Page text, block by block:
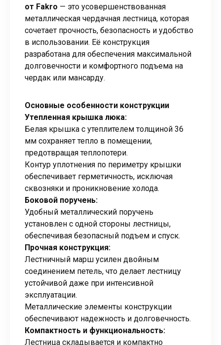
от Fakro — это усовершенствованная
металлическая чердачная лестница, которая
сочетает прочность, безопасность и удобство
в использовании. Её конструкция
разработана для обеспечения максимальной
долговечности и комфортного подъема на
чердак или мансарду.
Основные особенности конструкции
Утепленная крышка люка:
Белая крышка с утеплителем толщиной 36
мм сохраняет тепло в помещении,
предотвращая теплопотери.
Контур уплотнения по периметру крышки
обеспечивает герметичность, исключая
сквозняки и проникновение холода.
Боковой поручень:
Удобный металлический поручень
установлен с одной стороны лестницы,
обеспечивая безопасный подъем и спуск.
Прочная конструкция:
Лестничный марш усилен двойным
соединением петель, что делает лестницу
устойчивой даже при интенсивной
эксплуатации.
Металлические элементы конструкции
обеспечивают надежность и долговечность.
Компактность и функциональность:
Лестница складывается и компактно